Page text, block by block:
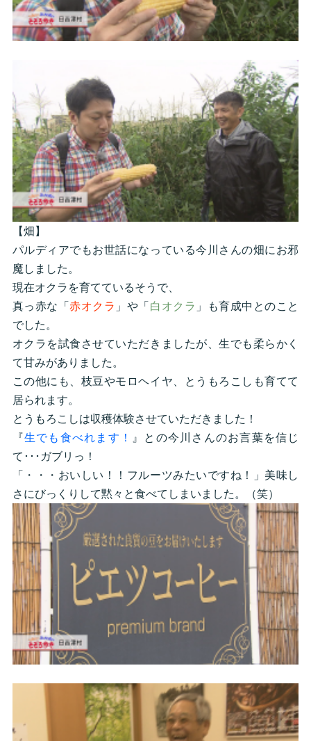
【畑】
パルディアでもお世話になっている今川さんの畑にお邪
魔しました。
現在オクラを育てているそうで、
真っ赤な「赤オクラ 」や「 白オクラ 」も育成中とのこと
でした。
オクラを試食させていただきましたが、生でも柔らかく
て甘みがありました。
この他にも、枝豆やモロヘイヤ、とうもろこしも育てて
居られます。
とうもろこしは収穫体験させていただきました！
『生でも食べれます！
』との今川さんのお言葉を信じ
て･･･ガブリっ！
「・・・おいしい！！フルーツみたいですね！」美味し
さにびっくりして黙々と食べてしまいました。（笑）